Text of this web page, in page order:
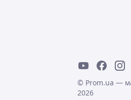
© Prom.ua —
2026